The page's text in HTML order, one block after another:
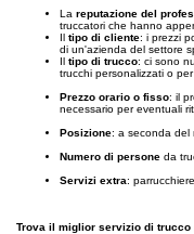
La reputazione del
truccatori che hanno
Il tipo di cliente: i prezzi
di un'azienda del settore
Il tipo di trucco: ci sono
trucchi personalizzati o
Prezzo orario o fisso: il
necessario per eventuali
Posizione: a seconda del
Numero di persone da
Servizi extra:
Trova il miglior servizio di trucco